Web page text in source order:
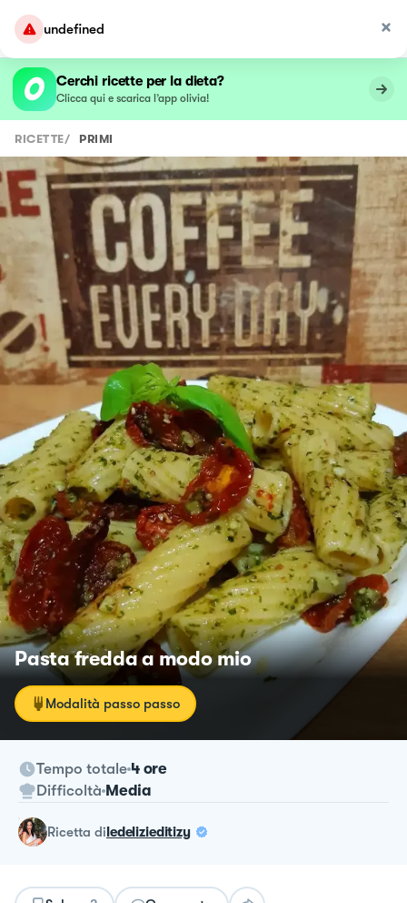
undefined
Cerchi ricette per la dieta?
Clicca qui e scarica l’app olivia!
RICETTE/ PRIMI
Pasta fredda a modo mio
Modalità passo passo
Tempo totale 4 ore
Difficoltà Media
ricetta diledelizieditizy